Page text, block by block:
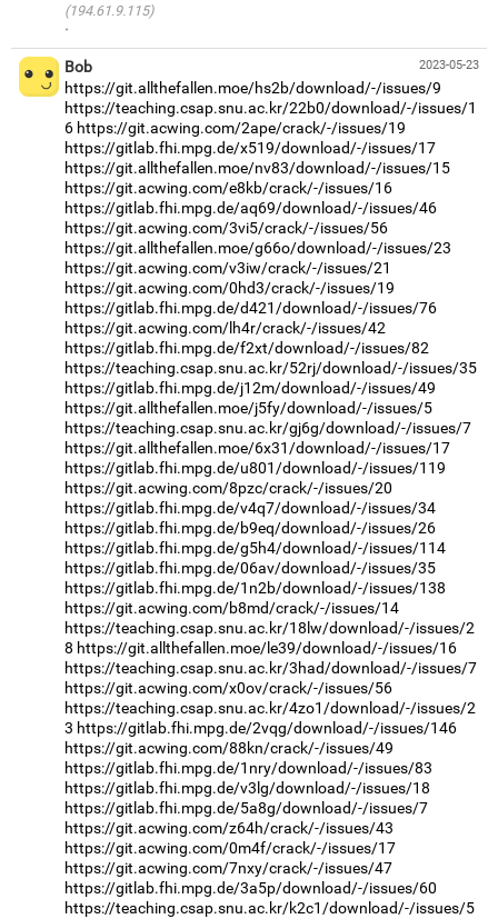
(194.61.9.115)
·
2023-05-23
Bob
https://git.allthefallen.moe/hs2b/download/-/issues/9
https://teaching.csap.snu.ac.kr/22b0/download/-/issues/1
6 https://git.acwing.com/2ape/crack/-/issues/19
https://gitlab.fhi.mpg.de/x519/download/-/issues/17
https://git.allthefallen.moe/nv83/download/-/issues/15
https://git.acwing.com/e8kb/crack/-/issues/16
https://gitlab.fhi.mpg.de/aq69/download/-/issues/46
https://git.acwing.com/3vi5/crack/-/issues/56
https://git.allthefallen.moe/g66o/download/-/issues/23
https://git.acwing.com/v3iw/crack/-/issues/21
https://git.acwing.com/0hd3/crack/-/issues/19
https://gitlab.fhi.mpg.de/d421/download/-/issues/76
https://git.acwing.com/lh4r/crack/-/issues/42
https://gitlab.fhi.mpg.de/f2xt/download/-/issues/82
https://teaching.csap.snu.ac.kr/52rj/download/-/issues/35
https://gitlab.fhi.mpg.de/j12m/download/-/issues/49
https://git.allthefallen.moe/j5fy/download/-/issues/5
https://teaching.csap.snu.ac.kr/gj6g/download/-/issues/7
https://git.allthefallen.moe/6x31/download/-/issues/17
https://gitlab.fhi.mpg.de/u801/download/-/issues/119
https://git.acwing.com/8pzc/crack/-/issues/20
https://gitlab.fhi.mpg.de/v4q7/download/-/issues/34
https://gitlab.fhi.mpg.de/b9eq/download/-/issues/26
https://gitlab.fhi.mpg.de/g5h4/download/-/issues/114
https://gitlab.fhi.mpg.de/06av/download/-/issues/35
https://gitlab.fhi.mpg.de/1n2b/download/-/issues/138
https://git.acwing.com/b8md/crack/-/issues/14
https://teaching.csap.snu.ac.kr/18lw/download/-/issues/2
8 https://git.allthefallen.moe/le39/download/-/issues/16
https://teaching.csap.snu.ac.kr/3had/download/-/issues/7
https://git.acwing.com/x0ov/crack/-/issues/56
https://teaching.csap.snu.ac.kr/4zo1/download/-/issues/2
3 https://gitlab.fhi.mpg.de/2vqg/download/-/issues/146
https://git.acwing.com/88kn/crack/-/issues/49
https://gitlab.fhi.mpg.de/1nry/download/-/issues/83
https://gitlab.fhi.mpg.de/v3lg/download/-/issues/18
https://gitlab.fhi.mpg.de/5a8g/download/-/issues/7
https://git.acwing.com/z64h/crack/-/issues/43
https://git.acwing.com/0m4f/crack/-/issues/17
https://git.acwing.com/7nxy/crack/-/issues/47
https://gitlab.fhi.mpg.de/3a5p/download/-/issues/60
https://teaching.csap.snu.ac.kr/k2c1/download/-/issues/5